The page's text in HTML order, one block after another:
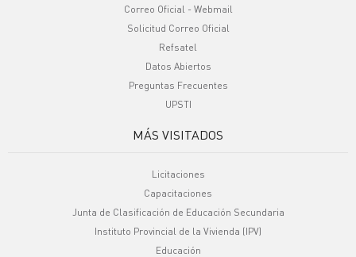
Correo Oficial - Webmail
Solicitud Correo Oficial
Refsatel
Datos Abiertos
Preguntas Frecuentes
UPSTI
MÁS VISITADOS
Licitaciones
Capacitaciones
Junta de Clasificación de Educación Secundaria
Instituto Provincial de la Vivienda (IPV)
Educación